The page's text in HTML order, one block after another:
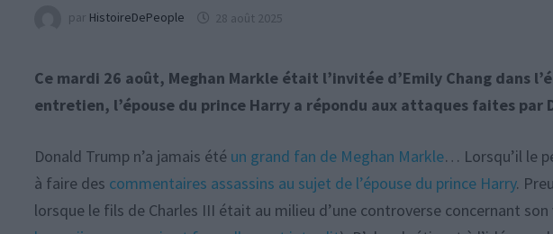
par HistoireDePeople 28 août 2025
Ce mardi 26 août, Meghan Markle était l’invitée d’Emily Chang dans
entretien, l’épouse du prince Harry a répondu aux attaques faites par
Donald Trump n’a jamais été un grand fan de Meghan Markle… Lorsqu’il le
à faire des commentaires assassins au sujet de l’épouse du prince Harry.
lorsque le fils de Charles III était au milieu d’une controverse concernant son